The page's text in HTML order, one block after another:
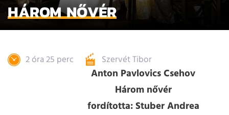
HÁROM NŐVÉR
2 óra 25 perc Szervét Tibor
Anton Pavlovics Csehov
Három nővér
fordította: Stuber Andrea